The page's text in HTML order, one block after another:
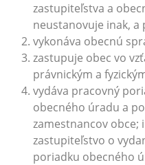
zastupiteľstva a
neustanovuje inak, a
vykonáva obecnú
zastupuje obec vo
právnickým a
vydáva pracovný
obecného úradu a
zamestnancov obce;
zastupiteľstvo o
poriadku obecného